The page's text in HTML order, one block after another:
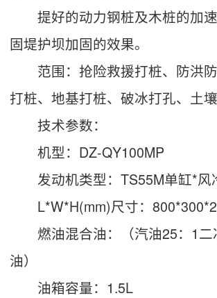
提好的动力钢桩及木桩的加
固堤护坝加固的效果。
范围：抢险救援打桩、防洪防
打桩、地基打桩、破冰打孔、土壤
技术参数：
机型：DZ-QY100MP
发动机类型：TS55M单缸*风
L*W*H(mm)尺寸：
燃油混合油：（汽油25：1二
油）
油箱容量：1.5L